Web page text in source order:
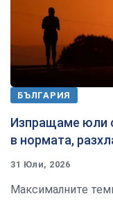
БЪЛГАРИЯ
Изпращаме юли
в нормата,
31 Юли, 2026
Максималните